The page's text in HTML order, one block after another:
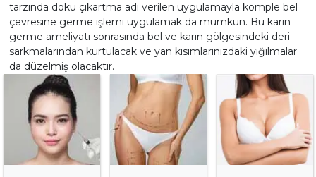
tarzında doku çıkartma adı verilen uygulamayla komple bel
çevresine germe işlemi uygulamak da mümkün. Bu karın
germe ameliyatı sonrasında bel ve karın gölgesindeki deri
sarkmalarından kurtulacak ve yan kısımlarınızdaki yığılmalar
da düzelmiş olacaktır.